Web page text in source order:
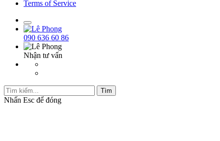
Terms of Service
090 636 60 86
Nhận tư vấn
Tìm
Nhấn Esc để đóng